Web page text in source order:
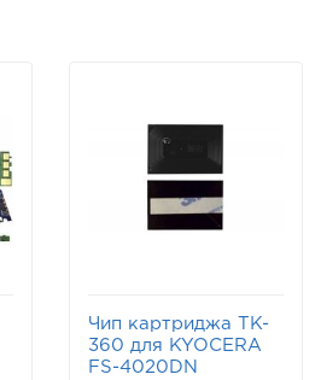
Чип картриджа TK-
360 для KYOCERA
FS-4020DN